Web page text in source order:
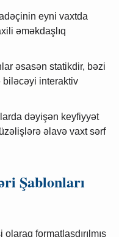
eyni vaxtda
əməkdaşlıq
əsasən statikdir, bəzi
biləcəyi interaktiv
dəyişən keyfiyyət
əlavə vaxt sərf
Şablonları
formatlaşdırılmış